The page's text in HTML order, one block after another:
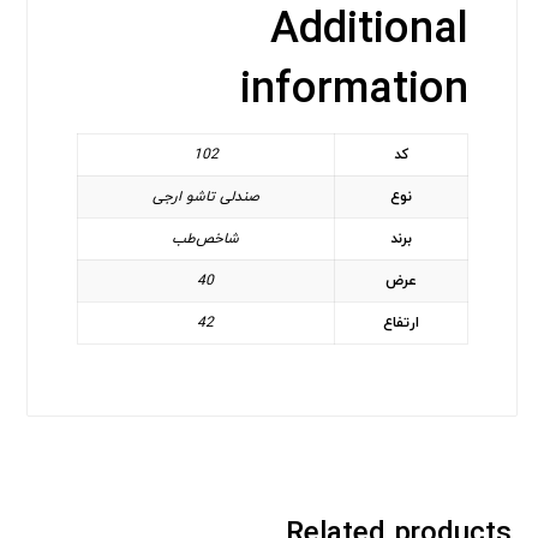
Additional
information
کد 102
نوع صندلی تاشو ارجی
برند شاخص‌طب
عرض 40
ارتفاع 42